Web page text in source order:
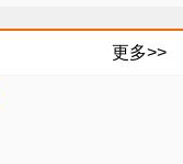
更多>>